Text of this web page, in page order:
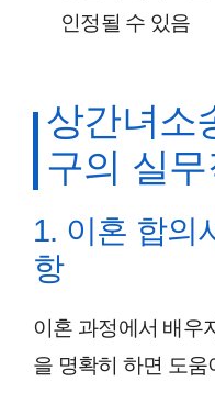
인정될 수 있음
상간녀소
구의 실
1. 이혼 합의
항
이혼 과정에서 배우
을 명확히 하면 도